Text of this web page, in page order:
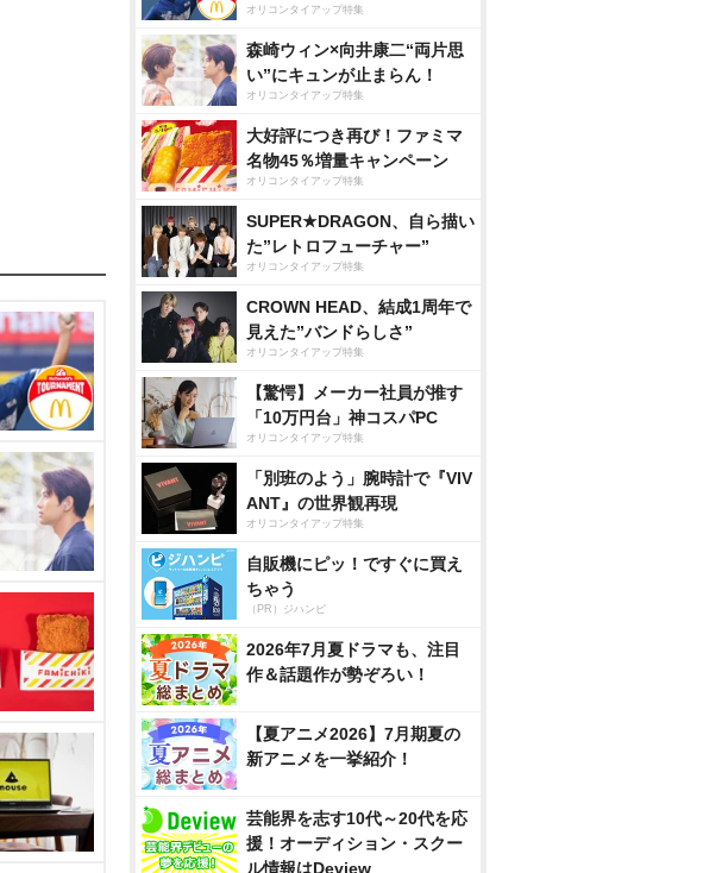
オリコンタイアップ特集
森崎ウィン×向井康二“両片思
い”にキュンが止まらん！
オリコンタイアップ特集
大好評につき再び！ファミマ
名物45％増量キャンペーン
オリコンタイアップ特集
SUPER★DRAGON、自ら描い
た”レトロフューチャー”
オリコンタイアップ特集
CROWN HEAD、結成1周年で
見えた”バンドらしさ”
オリコンタイアップ特集
【驚愕】メーカー社員が推す
「10万円台」神コスパPC
オリコンタイアップ特集
「別班のよう」腕時計で『VIV
ANT』の世界観再現
オリコンタイアップ特集
自販機にピッ！ですぐに買え
ちゃう
（PR）ジハンピ
2026年7月夏ドラマも、注目
作＆話題作が勢ぞろい！
【夏アニメ2026】7月期夏の
新アニメを一挙紹介！
芸能界を志す10代～20代を応
援！オーディション・スクー
ル情報はDeview